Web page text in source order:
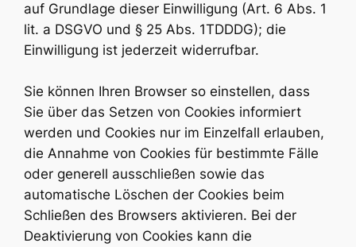
auf Grundlage dieser Einwilligung (Art. 6 Abs. 1
lit. a DSGVO und § 25 Abs. 1TDDDG); die
Einwilligung ist jederzeit widerrufbar.
Sie können Ihren Browser so einstellen, dass
Sie über das Setzen von Cookies informiert
werden und Cookies nur im Einzelfall erlauben,
die Annahme von Cookies für bestimmte Fälle
oder generell ausschließen sowie das
automatische Löschen der Cookies beim
Schließen des Browsers aktivieren. Bei der
Deaktivierung von Cookies kann die